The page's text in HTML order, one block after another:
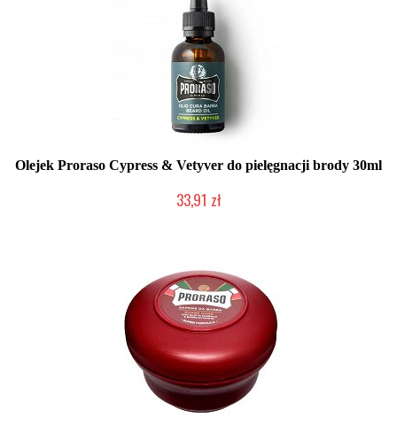
Olejek Proraso Cypress & Vetyver do pielęgnacji brody 30ml
33,91 zł